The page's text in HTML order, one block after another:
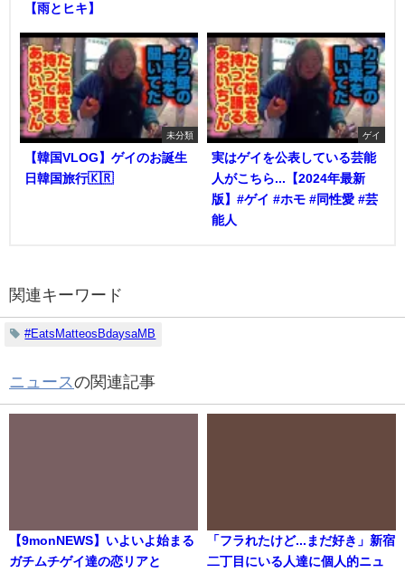
【雨とヒキ】
未分類
【韓国VLOG】ゲイのお誕生
日韓国旅行🇰🇷
ゲイ
実はゲイを公表している芸能
人がこちら...【2024年最新
版】#ゲイ #ホモ #同性愛 #芸
能人
関連キーワード
#EatsMatteosBdaysaMB
ニュースの関連記事
【9monNEWS】いよいよ始まる
ガチムチゲイ達の恋リアと
「フラれたけど...まだ好き」新宿
二丁目にいる人達に個人的ニュ